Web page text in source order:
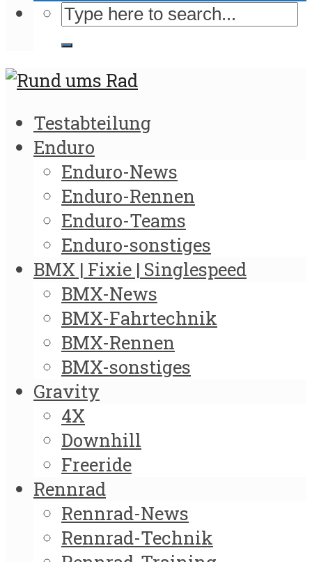
Testabteilung
Enduro
Enduro-News
Enduro-Rennen
Enduro-Teams
Enduro-sonstiges
BMX | Fixie | Singlespeed
BMX-News
BMX-Fahrtechnik
BMX-Rennen
BMX-sonstiges
Gravity
4X
Downhill
Freeride
Rennrad
Rennrad-News
Rennrad-Technik